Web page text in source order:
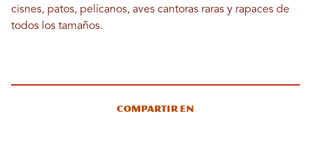
cisnes, patos, pelícanos, aves cantoras raras y rapaces de
todos los tamaños.
Compartir en